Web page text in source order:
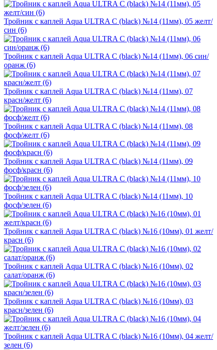
Тройник с каплей Aqua ULTRA C (black) №14 (11мм), 05 желт/
син (6)
Тройник с каплей Aqua ULTRA C (black) №14 (11мм), 06 син/
оранж (6)
Тройник с каплей Aqua ULTRA C (black) №14 (11мм), 07
красн/желт (6)
Тройник с каплей Aqua ULTRA C (black) №14 (11мм), 08
фосф/желт (6)
Тройник с каплей Aqua ULTRA C (black) №14 (11мм), 09
фосф/красн (6)
Тройник с каплей Aqua ULTRA C (black) №14 (11мм), 10
фосф/зелен (6)
Тройник с каплей Aqua ULTRA C (black) №16 (10мм), 01 желт/
красн (6)
Тройник с каплей Aqua ULTRA C (black) №16 (10мм), 02
салат/оранж (6)
Тройник с каплей Aqua ULTRA C (black) №16 (10мм), 03
красн/зелен (6)
Тройник с каплей Aqua ULTRA C (black) №16 (10мм), 04 желт/
зелен (6)